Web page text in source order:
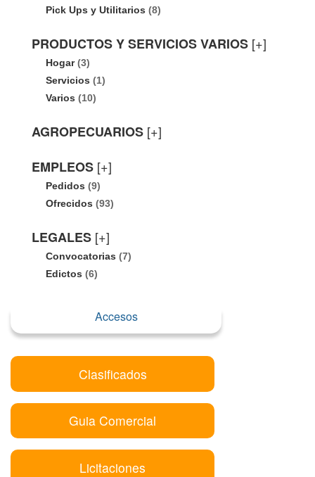
Pick Ups y Utilitarios (8)
PRODUCTOS Y SERVICIOS VARIOS [+]
Hogar(3)
Servicios (1)
Varios (10)
AGROPECUARIOS [+]
EMPLEOS [+]
Pedidos (9)
Ofrecidos (93)
LEGALES [+]
Convocatorias (7)
Edictos (6)
Accesos
Clasificados
Guia Comercial
Licitaciones